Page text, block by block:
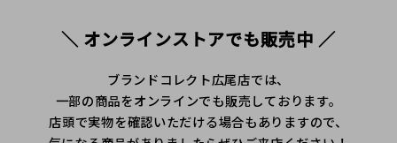
＼ オンラインストアでも販売中 ／
ブランドコレクト広尾店では、
一部の商品をオンラインでも販売しております。
店頭で実物を確認いただける場合もありますので、